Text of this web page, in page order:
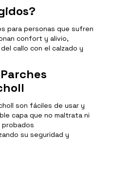
para personas que sufren
confort y alivio,
callo con el calzado y
son fáciles de usar y
capa que no maltrata ni
probados
su seguridad y